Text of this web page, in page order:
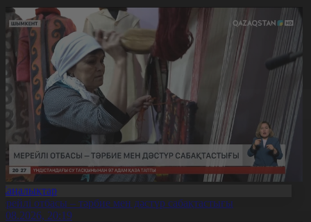
отбасы – тәрбие мен дәстүр сабақтастығы
20:19